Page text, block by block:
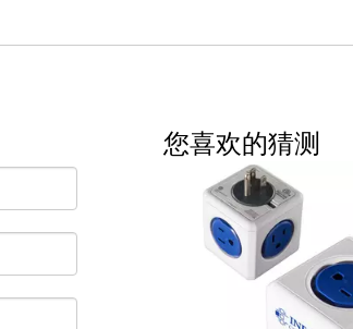
您喜欢的猜测